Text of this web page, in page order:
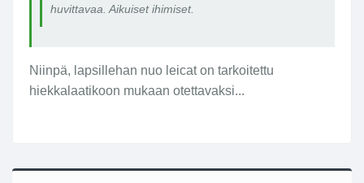
huvittavaa. Aikuiset ihimiset.
Niinpä, lapsillehan nuo leicat on tarkoitettu
hiekkalaatikoon mukaan otettavaksi...